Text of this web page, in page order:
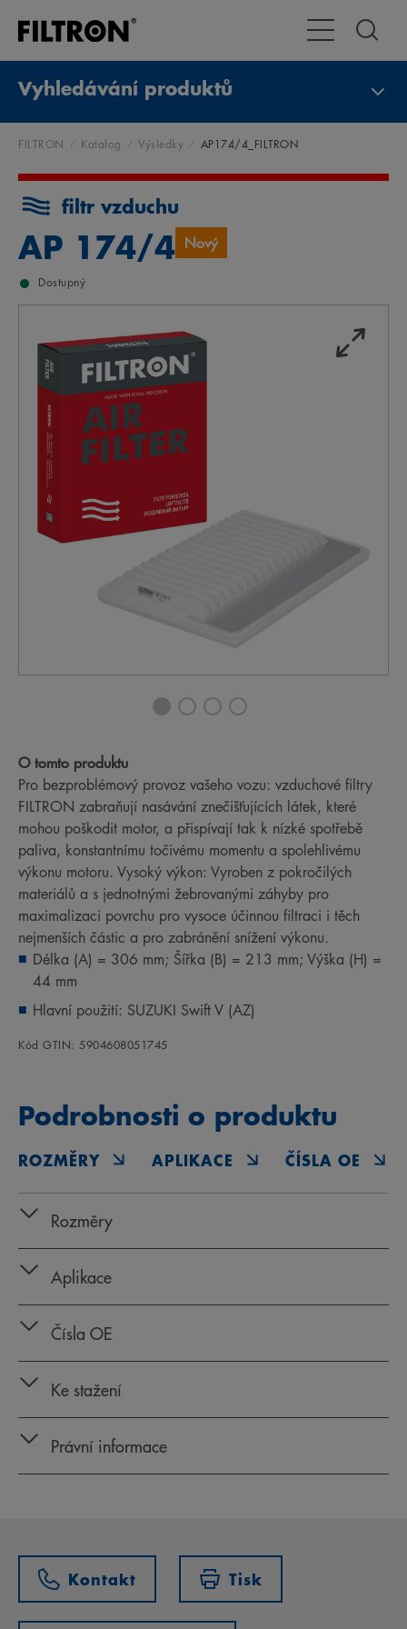
Přepnout
Vyhledávání produktů
FILTRON Katalog Výsledky AP174/4_FILTRON
filtr vzduchu
AP 174/4 Nový
Dostupný
O tomto produktu
Pro bezproblémový provoz vašeho vozu: vzduchové filtry
FILTRON zabraňují nasávání znečišťujících látek, které
mohou poškodit motor, a přispívají tak k nízké spotřebě
paliva, konstantnímu točivému momentu a spolehlivému
výkonu motoru. Vysoký výkon: Vyroben z pokročilých
materiálů a s jednotnými žebrovanými záhyby pro
maximalizaci povrchu pro vysoce účinnou filtraci i těch
nejmenších částic a pro zabránění snížení výkonu.
Délka (A) = 306 mm; Šířka (B) = 213 mm; Výška (H) =
44 mm
Hlavní použití: SUZUKI Swift V (AZ)
Kód GTIN: 5904608051745
Podrobnosti o produktu
ROZMĚRY APLIKACE ČÍSLA OE
Rozměry
Aplikace
Čísla OE
Ke stažení
Právní informace
Kontakt Tisk